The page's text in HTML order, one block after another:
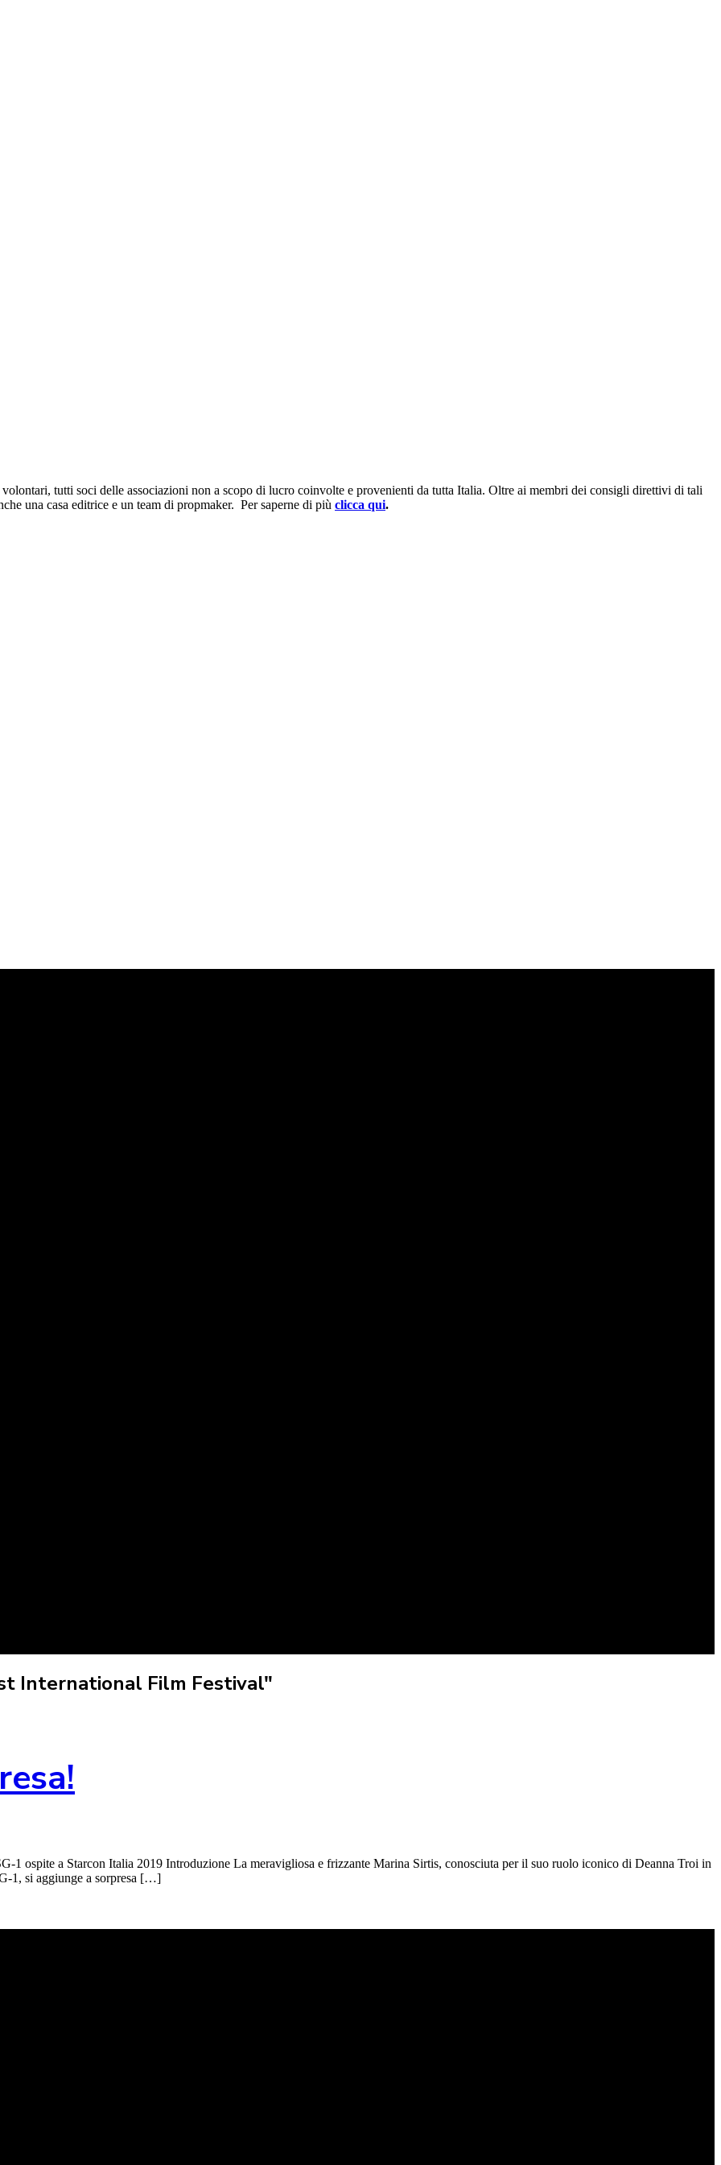
tutti soci delle associazioni non a scopo di lucro coinvolte e provenienti da tutta Italia. Oltre ai membri dei consigli direttivi di tali
una casa editrice e un team di propmaker. Per saperne di più clicca qui.
International Film Festival"
1 ospite a Starcon Italia 2019 Introduzione La meravigliosa e frizzante Marina Sirtis, conosciuta per il suo ruolo iconico di Deanna Troi in
1, si aggiunge a sorpresa […]